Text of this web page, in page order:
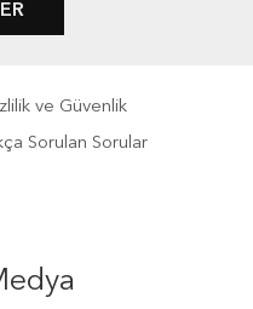
ve Güvenlik
Sorulan Sorular